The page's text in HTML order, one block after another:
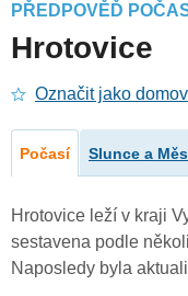
PŘEDPOVĚĎ
Hrotovice
Označit jako
Počasí Slunce a
Hrotovice leží v kraji
sestavena podle
Naposledy byla